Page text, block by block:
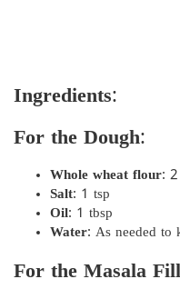
Ingredients:
For the Dough:
Whole wheat flour:
Salt: 1 tsp
Oil: 1 tbsp
Water: As needed to
For the Masala